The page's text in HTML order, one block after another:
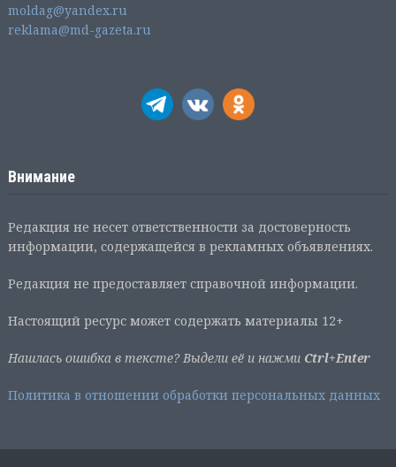
moldag@yandex.ru
reklama@md-gazeta.ru
Внимание
Редакция не несет ответственности за достоверность
информации, содержащейся в рекламных объявлениях.
Редакция не предоставляет справочной информации.
Настоящий ресурс может содержать материалы 12+
Нашлась ошибка в тексте? Выдели её и нажми Ctrl+Enter
Политика в отношении обработки персональных данных